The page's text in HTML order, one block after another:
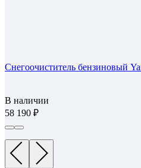
Снегоочиститель бензиновый
В наличии
58 190